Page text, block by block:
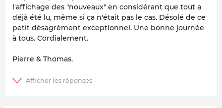
l'affichage des "nouveaux" en considérant que tout a
déjà été lu, même si ça n'était pas le cas. Désolé de ce
petit désagrément exceptionnel. Une bonne journée
à tous. Cordialement.
Pierre & Thomas.